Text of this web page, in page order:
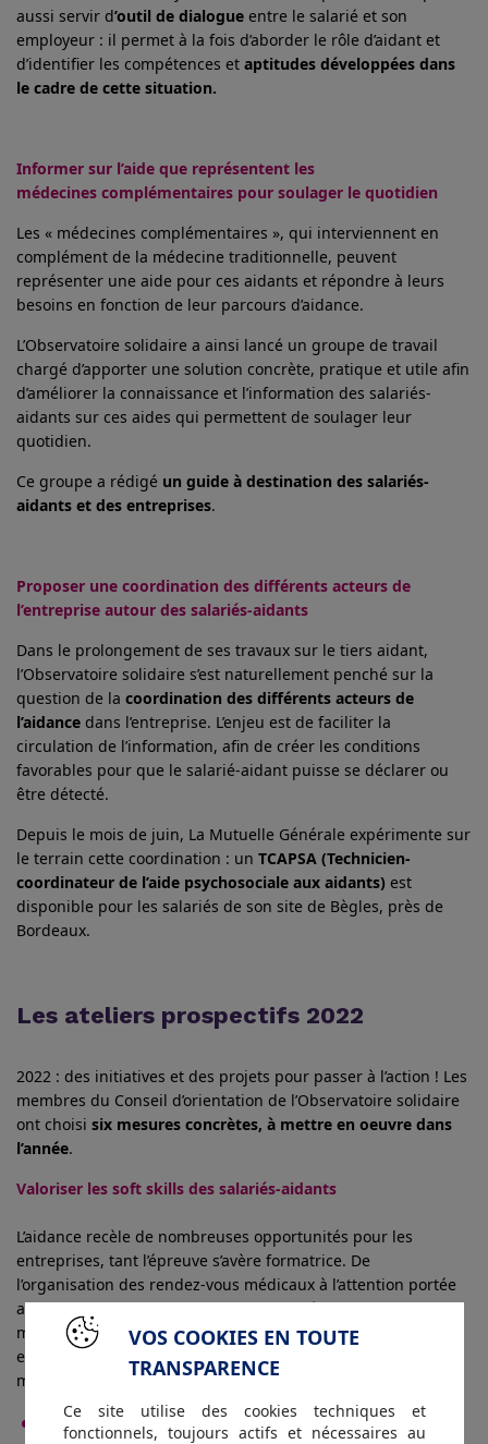
aussi servir d’outil de dialogue entre le salarié et son
employeur : il permet à la fois d’aborder le rôle d’aidant et
d’identifier les compétences et aptitudes développées dans
le cadre de cette situation.
Informer sur l’aide que représentent les
médecines complémentaires pour soulager le quotidien
Les « médecines complémentaires », qui interviennent en
complément de la médecine traditionnelle, peuvent
représenter une aide pour ces aidants et répondre à leurs
besoins en fonction de leur parcours d’aidance.
L’Observatoire solidaire a ainsi lancé un groupe de travail
chargé d’apporter une solution concrète, pratique et utile afin
d’améliorer la connaissance et l’information des salariés-
aidants sur ces aides qui permettent de soulager leur
quotidien.
Ce groupe a rédigé un guide à destination des salariés-
aidants et des entreprises.
Proposer une coordination des différents acteurs de
l’entreprise autour des salariés-aidants
Dans le prolongement de ses travaux sur le tiers aidant,
l’Observatoire solidaire s’est naturellement penché sur la
question de la coordination des différents acteurs de
l’aidance dans l’entreprise. L’enjeu est de faciliter la
circulation de l’information, afin de créer les conditions
favorables pour que le salarié-aidant puisse se déclarer ou
être détecté.
Depuis le mois de juin, La Mutuelle Générale expérimente sur
le terrain cette coordination : un TCAPSA (Technicien-
coordinateur de l’aide psychosociale aux aidants) est
disponible pour les salariés de son site de Bègles, près de
Bordeaux.
Les ateliers prospectifs 2022
2022 : des initiatives et des projets pour passer à l’action ! Les
membres du Conseil d’orientation de l’Observatoire solidaire
ont choisi six mesures concrètes, à mettre en oeuvre dans
l’année.
Valoriser les soft skills des salariés-aidants
L’aidance recèle de nombreuses opportunités pour les
entreprises, tant l’épreuve s’avère formatrice. De
l’organisation des rendez-vous médicaux à l’attention portée
au confort de la personne, les aidants développent de
multiples savoir-faire et savoir-être précieux pour leur
employeur, que ce soit en termes de gestion de projet, de
management ou de relation humaine
Permettre à ses collaborateurs, à travers un
VOS COOKIES EN TOUTE
TRANSPARENCE
Ce site utilise des cookies techniques et
fonctionnels, toujours actifs et nécessaires au